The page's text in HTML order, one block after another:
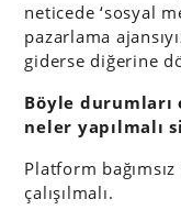
neticede ‘sosyal
pazarlama
giderse diğerine
Böyle
neler yapılmalı
Platform
çalışılmalı.